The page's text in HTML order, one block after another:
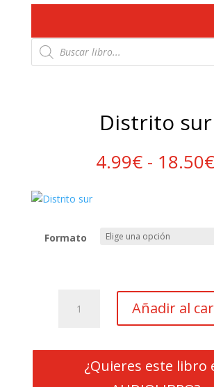
Búsqueda
de
productos
Distrito sur
4.99€ - 18.50€
Formato
Añadir al
¿Quieres este libro